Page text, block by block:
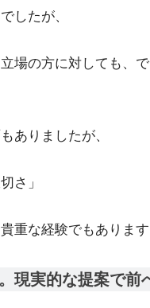
したが、
場の方に対しても、
ありましたが、
さ」
重な経験でもあります
現実的な提案で前